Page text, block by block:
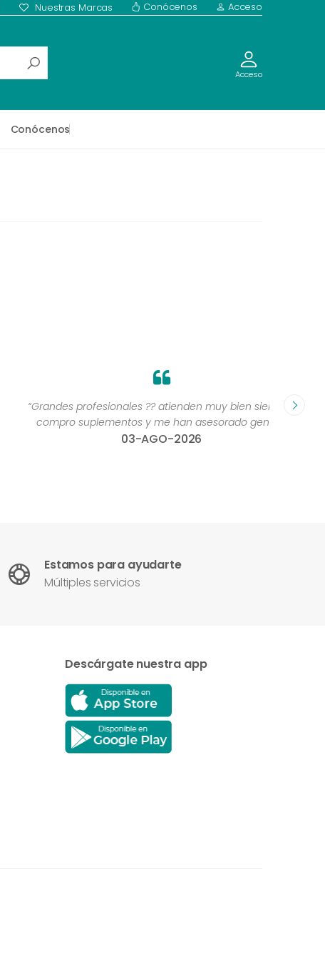
Nuestras Marcas Conócenos Acceso
Acceso
Conócenos
“Grandes profesionales ?? atienden muy bien siempre,
compro suplementos y me han asesorado genial ”
03-AGO-2026
Estamos para ayudarte
Múltiples servicios
Descárgate nuestra app